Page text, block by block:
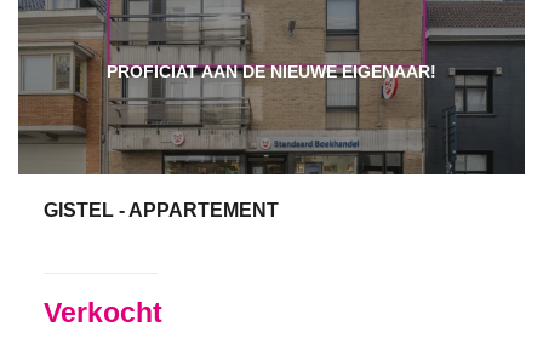
PROFICIAT AAN DE NIEUWE EIGENAAR!
122 m²
GISTEL - APPARTEMENT
Verkocht